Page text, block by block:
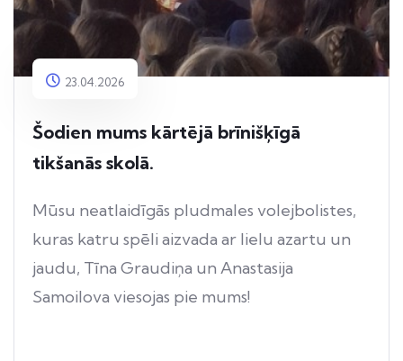
23.04.2026
Šodien mums kārtējā brīnišķīgā
tikšanās skolā.
Mūsu neatlaidīgās pludmales volejbolistes,
kuras katru spēli aizvada ar lielu azartu un
jaudu, Tīna Graudiņa un Anastasija
Samoilova viesojas pie mums!